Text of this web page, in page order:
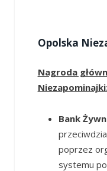
Opolska
Nagroda
Bank
poprzez
systemu